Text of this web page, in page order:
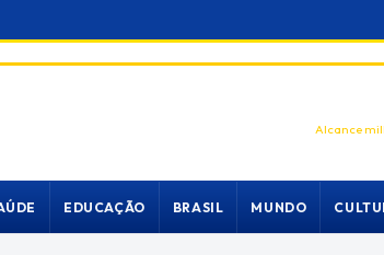
Alcance
EDUCAÇÃO BRASIL MUNDO